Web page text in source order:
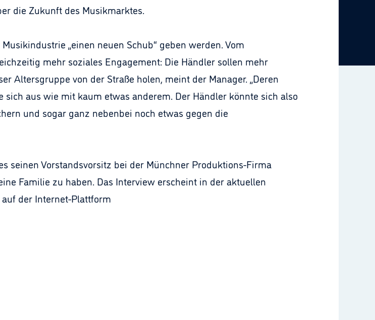
die Zukunft des Musikmarktes.
„einen neuen Schub“ geben werden. Vom
mehr soziales Engagement: Die Händler sollen mehr
Altersgruppe von der Straße holen, meint der Manager. „Deren
aus wie mit kaum etwas anderem. Der Händler könnte sich also
und sogar ganz nebenbei noch etwas gegen die
seinen Vorstandsvorsitz bei der Münchner Produktions-Firma
Familie zu haben. Das Interview erscheint in der aktuellen
der Internet-Plattform